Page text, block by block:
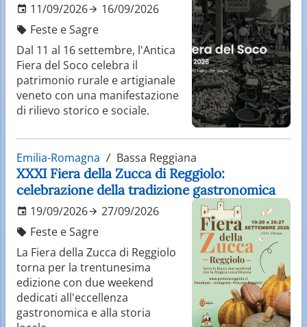
11/09/2026
16/09/2026
Feste e Sagre
Dal 11 al 16 settembre, l'Antica
Fiera del Soco celebra il
patrimonio rurale e artigianale
veneto con una manifestazione
di rilievo storico e sociale.
Emilia-Romagna Bassa Reggiana
XXXI Fiera della Zucca di Reggiolo:
celebrazione della tradizione gastronomica
19/09/2026
27/09/2026
Feste e Sagre
La Fiera della Zucca di Reggiolo
torna per la trentunesima
edizione con due weekend
dedicati all'eccellenza
gastronomica e alla storia